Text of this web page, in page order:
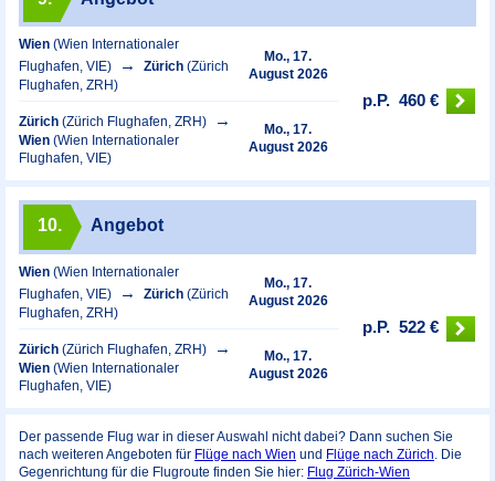
Wien (Wien Internationaler
Flughafen, VIE)
Zürich (Zürich
Flughafen, ZRH)
Mo., 17.
August 2026
Zürich (Zürich Flughafen, ZRH)
Wien (Wien Internationaler
Flughafen, VIE)
Mo., 17.
August 2026
p.P. 460 €
10. Angebot
Wien (Wien Internationaler
Flughafen, VIE)
Zürich (Zürich
Flughafen, ZRH)
Mo., 17.
August 2026
Zürich (Zürich Flughafen, ZRH)
Wien (Wien Internationaler
Flughafen, VIE)
Mo., 17.
August 2026
p.P. 522 €
Der passende Flug war in dieser Auswahl nicht dabei? Dann suchen Sie
nach weiteren Angeboten für Flüge nach Wien und Flüge nach Zürich . Die
Gegenrichtung für die Flugroute finden Sie hier: Flug Zürich-Wien